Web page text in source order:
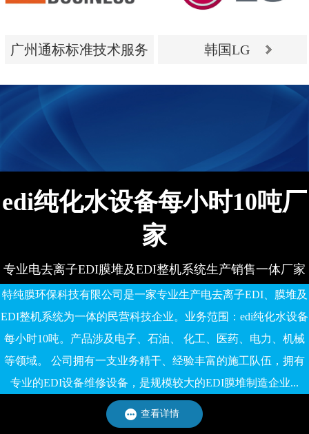
广州通标标准技术服务
广州通标标准技术服务
有限公司
韩国LG
edi纯化水设备每小时10吨厂
家
专业电去离子EDI膜堆及EDI整机系统生产销售一体厂家
特纯膜环保科技有限公司是一家专业生产电去离子EDI、膜堆及
EDI整机系统为一体的民营科技企业。业务范围：edi纯化水设备
每小时10吨。产品涉及电子、石油、 化工、医药、电力、机械
等领域。 公司拥有一支业务精干、经验丰富的施工队伍，拥有
专业的EDI设备维修设备，是规模较大的EDI膜堆制造企业...
查看详情